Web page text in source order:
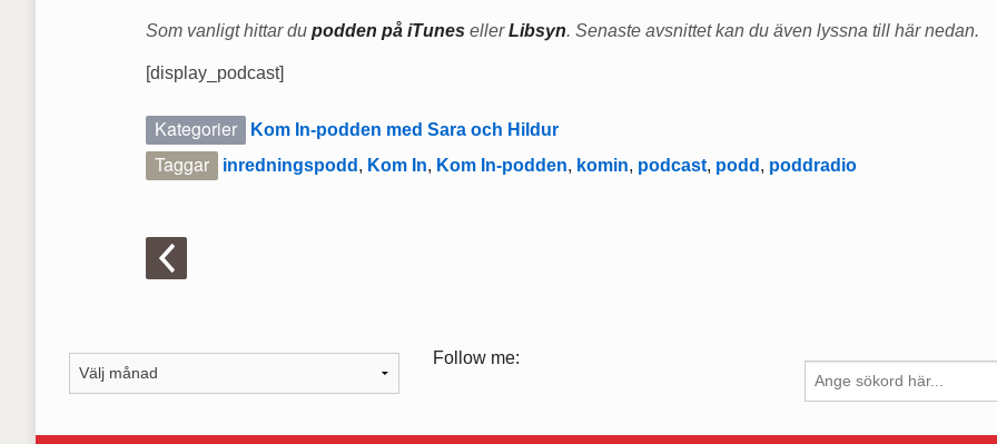
Som vanligt hittar dupodden på iTunes ellerLibsyn. Senaste avsnittet kan du även lyssna till här nedan.
[display_podcast]
Kategorier Kom In-podden med Sara och Hildur
Taggar inredningspodd , Kom In, Kom In-podden, komin, podcast, podd , poddradio
Follow me: